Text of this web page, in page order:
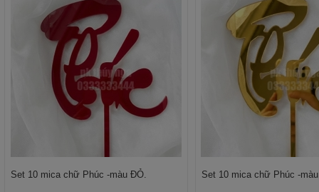
Set 10 mica chữ Phúc -màu ĐỎ. Set 10 mica chữ Phúc -